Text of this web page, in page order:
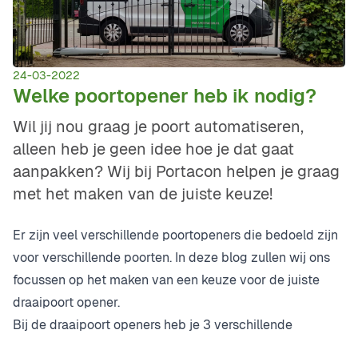
24-03-2022
Welke poortopener heb ik nodig?
Wil jij nou graag je poort automatiseren,
alleen heb je geen idee hoe je dat gaat
aanpakken? Wij bij Portacon helpen je graag
met het maken van de juiste keuze!
Er zijn veel verschillende poortopeners die bedoeld zijn
voor verschillende poorten. In deze blog zullen wij ons
focussen op het maken van een keuze voor de juiste
draaipoort opener.
Bij de draaipoort openers heb je 3 verschillende